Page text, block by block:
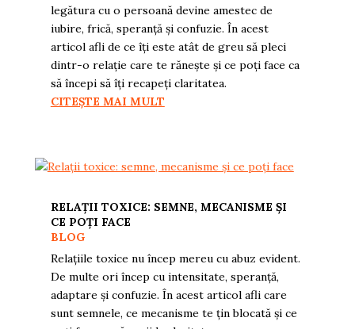
legătura cu o persoană devine amestec de
iubire, frică, speranță și confuzie. În acest
articol afli de ce îți este atât de greu să pleci
dintr-o relație care te rănește și ce poți face ca
să începi să îți recapeți claritatea.
CITEȘTE MAI MULT
RELAȚII TOXICE: SEMNE, MECANISME ȘI
CE POȚI FACE
BLOG
Relațiile toxice nu încep mereu cu abuz evident.
De multe ori încep cu intensitate, speranță,
adaptare și confuzie. În acest articol afli care
sunt semnele, ce mecanisme te țin blocată și ce